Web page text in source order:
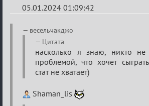
05.01.2024 01:09:42
Re:
Сумрак
нововведения
весельчакджо
Цитата
насколько я знаю, никто
проблемой, что хочет
стат не хватает)
Shaman_lis